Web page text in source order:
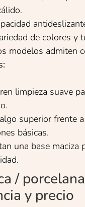
de colores y
modelos admiten
limpieza suave
superior frente
básicas.
una base maciza
/
y precio